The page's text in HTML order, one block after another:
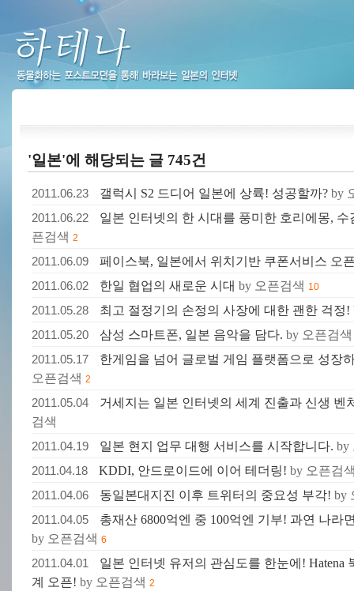
'일본'에 해당되는 글 745건
2011.06.23 갤럭시 S2 드디어 일본에 상륙! 성공할까? by
2011.06.22
일본 인터넷의 한 시대를 풍미한 호리에몽, 수
픈검색 2
2011.06.09
페이스북, 일본에서 위치기반 쿠폰서비스 오
2011.06.02
한일 협업의 새로운 시대 by 오픈검색 10
2011.05.28 최고 절정기의 손정의 사장에 대한 괜한 걱정!
2011.05.20
삼성 스마트폰, 일본 음악을 담다. by 오픈검
2011.05.17
한게임을 넘어 글로벌 게임 플랫폼으로 성장
오픈검색 2
2011.05.04
거세지는 일본 인터넷의 세계 진출과 신생 벤
검색
2011.04.19
일본 현지 업무 대행 서비스를 시작합니다. by
2011.04.18
KDDI, 안드로이드에 이어 테더링! by 오픈검
2011.04.06
동일본대지진 이후 트위터의 중요성 부각! by
2011.04.05
총재산 6800억엔 중 100억엔 기부! 과연 나라
by 오픈검색 6
2011.04.01
일본 인터넷 유저의 관심도를 한눈에! Hatena
계 오픈! by 오픈검색 2